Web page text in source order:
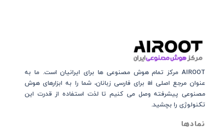
AIROOT مرکز تمام هوش مصنوعی‌‌‌ ها برای ایرانیان است. ما به
عنوان مرجع اصلی ai برای فارسی زبانان، شما را به ابزارهای هوش
مصنوعی پیشرفته وصل می کنیم تا لذت استفاده از قدرت این
تکنولوژی را بچشید.
نمادها